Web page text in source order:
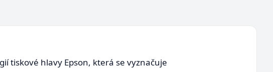
tiskové hlavy Epson, která se vyznačuje